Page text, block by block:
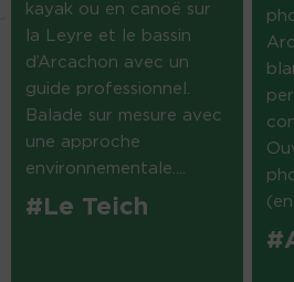
kayak ou en canoë sur
la Leyre et le bassin
d’Arcachon avec un
guide professionnel.
Balade sur mesure avec
une approche
environnementale....
#Le Teich